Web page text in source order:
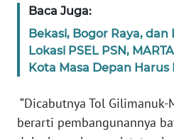
Baca Juga:
Bekasi, Bogor Raya, dan
Lokasi PSEL PSN,
Kota Masa Depan Harus
“Dicabutnya Tol
berarti pembangunannya
WN
SUMUT
JAKARTA
WN